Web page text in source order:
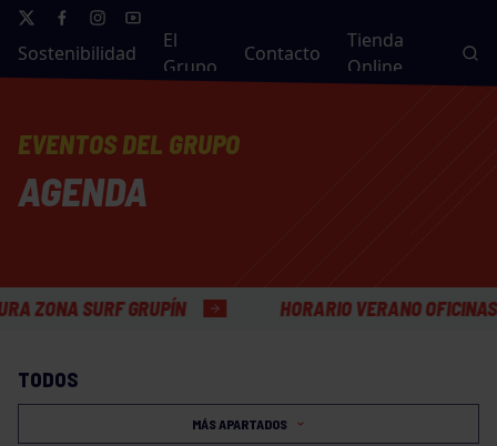
Sostenibilidad
El
Grupo
Contacto
Tienda
Online
EVENTOS DEL GRUPO
AGENDA
SURF GRUPÍN HORARIO VERANO OFICINAS
TODOS
MÁS APARTADOS